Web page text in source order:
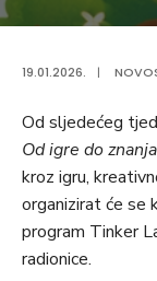
19.01.2026. |
Od sljedećeg
Od igre do znanja
kroz igru,
organizirat će se
program Tinker
radionice.